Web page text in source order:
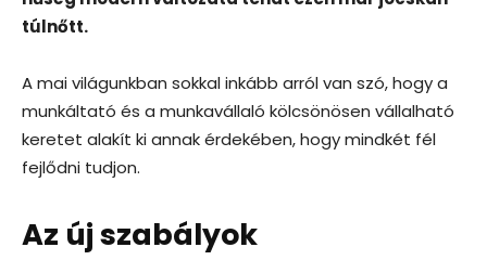
túlnőtt.
A mai világunkban sokkal inkább arról van szó, hogy a
munkáltató és a munkavállaló kölcsönösen vállalható
keretet alakít ki annak érdekében, hogy mindkét fél
fejlődni tudjon.
Az új szabályok